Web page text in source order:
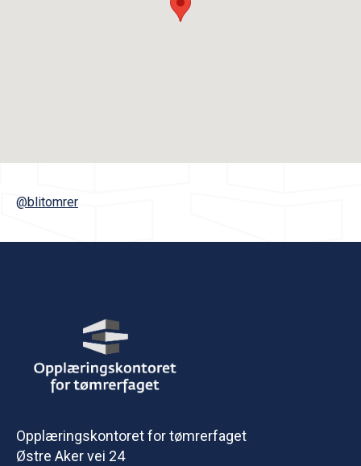
@blitomrer
Opplæringskontoret for tømrerfaget
Østre Aker vei 24